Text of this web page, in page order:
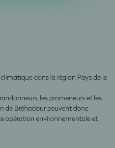
dans la région Pays de la
les promeneurs et les
de Bréhadour peuvent donc
opération environnementale et